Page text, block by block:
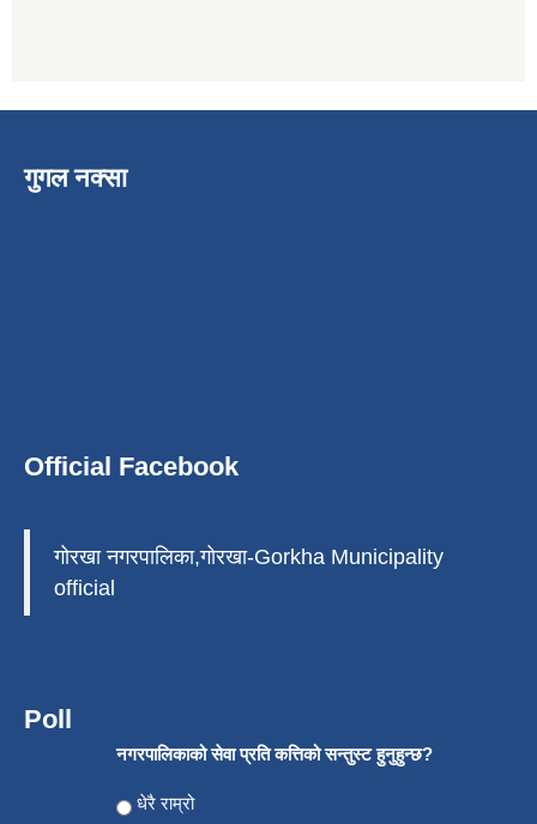
गुगल नक्सा
Official Facebook
गोरखा नगरपालिका,गोरखा-Gorkha Municipality
official
Poll
नगरपालिकाको सेवा प्रति कत्तिको सन्तुस्ट हुनुहुन्छ?
Choices
धेरै राम्रो